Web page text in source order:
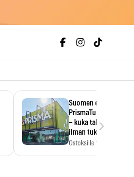
Suomen
PrismaTukku avautui
– kuka tahansa
ilman tukkukorttia
Ostoksille tarvitse
›